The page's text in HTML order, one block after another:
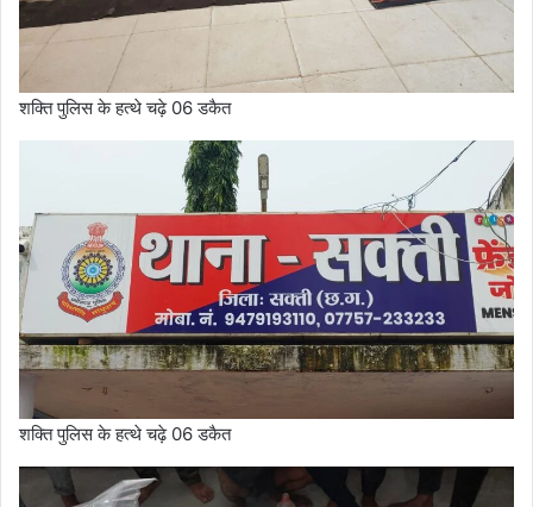
शक्ति पुलिस के हत्थे चढ़े 06 डकैत
शक्ति पुलिस के हत्थे चढ़े 06 डकैत